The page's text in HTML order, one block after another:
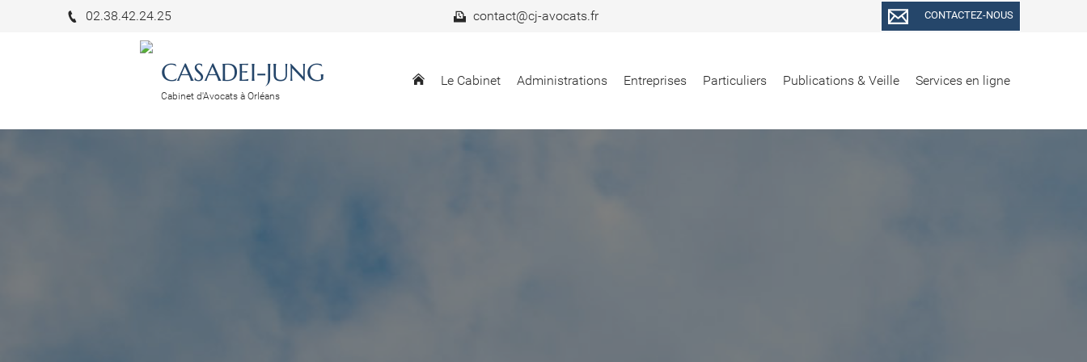
CASADEI-JUNG
Cabinet d'Avocats à Orléans
Le Cabinet Administrations Entreprises Particuliers Publications & Veille Services en ligne
02.38.42.24.25 contact@cj-avocats.fr CONTACTEZ-NOUS